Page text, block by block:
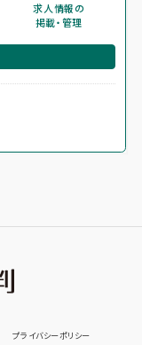
求人情報の
掲載・管理
プライバシーポリシー